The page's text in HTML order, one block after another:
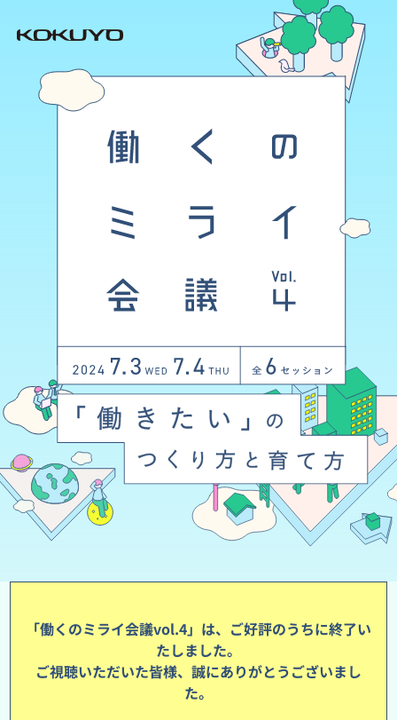
「働くのミライ会議vol.4」は、ご好評のうちに終了い
たしました。
ご視聴いただいた皆様、誠にありがとうございまし
た。